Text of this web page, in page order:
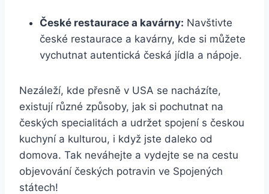
České restaurace a kavárny: Navštivte
české restaurace a kavárny, kde si můžete
vychutnat autentická česká jídla a nápoje.
Nezáleží, kde přesně v USA se nacházíte,
existují různé způsoby, jak si pochutnat na
českých specialitách a udržet spojení s českou
kuchyní a kulturou, i když jste daleko od
domova. Tak neváhejte a vydejte se na cestu
objevování českých potravin ve Spojených
státech!